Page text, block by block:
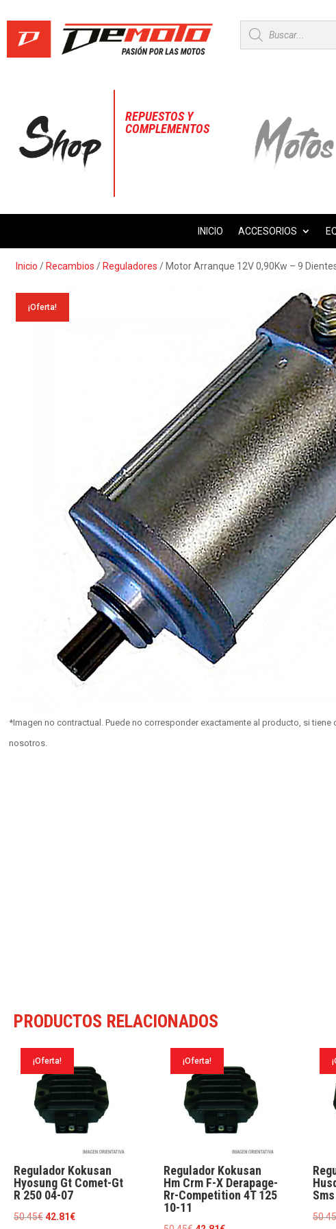
Búsqueda
de
productos
REPUESTOS Y
COMPLEMENTOS
INICIO ACCESORIOS
Inicio / Recambios / Reguladores / Motor Arranque 12V 0,90Kw – 9
¡Oferta!
*Imagen no contractual. Puede no corresponder exactamente al producto, si tiene
nosotros.
PRODUCTOS RELACIONADOS
¡Oferta!
Regulador Kokusan
Hyosung Gt Comet-Gt
R 250 04-07
50.45€El
42.81€El
¡Oferta!
Regulador Kokusan
Hm Crm F-X Derapage-
Rr-Competition 4T 125
10-11